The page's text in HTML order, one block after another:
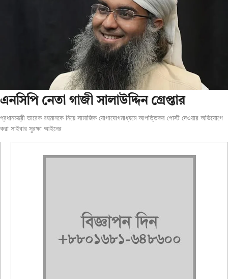
এনসিপি নেতা গাজী সালাউদ্দিন গ্রেপ্তার
প্রধানমন্ত্রী তারেক রহমানকে নিয়ে সামাজিক যোগাযোগমাধ্যমে আপত্তিকর পোস্ট দেওয়ার অভিযোগে
করা সাইবার সুরক্ষা আইনের